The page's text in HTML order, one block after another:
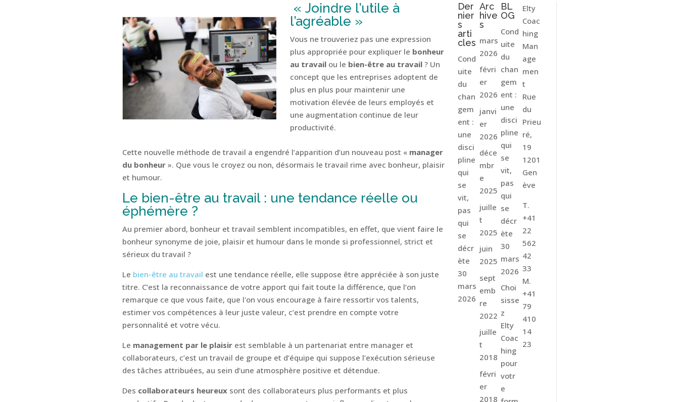
« Joindre l’utile à
l’agréable »
Vous ne trouveriez pas une expression
plus appropriée pour expliquer le bonheur
au travail ou le bien-être au travail? Un
concept que les entreprises adoptent de
plus en plus pour maintenir une
motivation élevée de leurs employés et
une augmentation continue de leur
productivité.
Cette nouvelle méthode de travail a engendré l’apparition d’un nouveau post « manager
du bonheur». Que vous le croyez ou non, désormais le travail rime avec bonheur, plaisir
et humour.
Le bien-être au travail : une tendance réelle ou
éphémère ?
Au premier abord, bonheur et travail semblent incompatibles, en effet, que vient faire le
bonheur synonyme de joie, plaisir et humour dans le monde si professionnel, strict et
sérieux du travail ?
Le bien-être au travail est une tendance réelle, elle suppose être appréciée à son juste
titre. C’est la reconnaissance de votre apport qui fait toute la différence, que l’on
remarque ce que vous faite, que l'on vous encourage à faire ressortir vos talents,
estimer vos compétences à leur juste valeur, c’est prendre en compte votre
personnalité et votre vécu.
Le management par le plaisir est semblable à un partenariat entre manager et
collaborateurs, c’est un travail de groupe et d’équipe qui suppose l’exécution sérieuse
des tâches attribuées, au sein d’une atmosphère positive et détendue.
Des collaborateurs heureux sont des collaborateurs plus performants et plus
Der
nier
s
arti
cles
Cond
uite
du
chan
gem
ent :
une
disci
pline
qui
se
vit,
pas
qui
se
décr
ète
30
mars
2026
Arc
hive
s
mars
2026
févri
er
2026
janvi
er
2026
déce
mbr
e
2025
juille
t
2025
juin
2025
sept
emb
re
2022
juille
t
2018
févri
er
2018
BL
OG
Cond
uite
du
chan
gem
ent :
une
disci
pline
qui
se
vit,
pas
qui
se
décr
ète
30
mars
2026
Choi
sisse
z
Elty
Coac
hing
pour
votr
e
Elty
Coac
hing
Man
age
men
t
Rue
du
Prieu
ré,
19
1201
Gen
ève
T.
+41
22
562
42
33
M.
+41
79
410
14
23